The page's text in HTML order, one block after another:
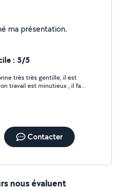
Je n'ai pas encore renseigné ma présentation.
: 5/5
très très gentille, il est
Contacter
nous évaluent